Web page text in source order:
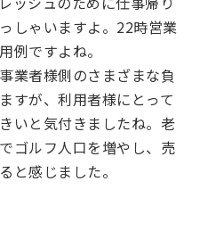
しゃいますよ。22時営業
例ですよね。
業者様側のさまざまな負
すが、利用者様にとって
いと気付きましたね。老
ゴルフ人口を増やし、売
と感じました。